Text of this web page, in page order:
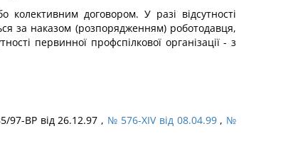
договором. У разі відсутності
за наказом (розпорядженням) роботодавця,
первинної профспілкової організації - з
ВР від 26.12.97 , № 576-XIV від 08.04.99, №